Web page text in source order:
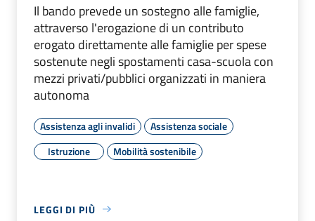
Il bando prevede un sostegno alle famiglie,
attraverso l'erogazione di un contributo
erogato direttamente alle famiglie per spese
sostenute negli spostamenti casa-scuola con
mezzi privati/pubblici organizzati in maniera
autonoma
Assistenza agli invalidi
Assistenza sociale
Istruzione
Mobilità sostenibile
LEGGI DI PIÙ